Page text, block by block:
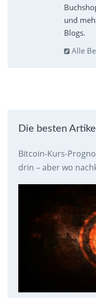
und
Blogs.
Alle
Die besten Artikel
Bitcoin-Kurs-
drin – aber wo